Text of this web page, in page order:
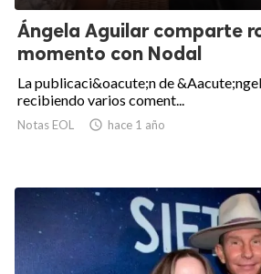
Ángela Aguilar comparte
momento con Nodal
La publicaci&oacute;n de
recibiendo varios coment...
Notas EOL  hace 1 año